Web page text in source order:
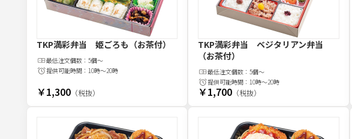
TKP満彩弁当 姫ごろも（お茶付）
最低注文個数： 5個～
提供可能時間： 10時～20時
￥1,300 （税抜）
TKP満彩弁当 ベジタリアン弁当
（お茶付）
最低注文個数：5個～
提供可能時間：10時～20時
￥1,700 （税抜）